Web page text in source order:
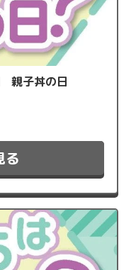
親子丼の日
る